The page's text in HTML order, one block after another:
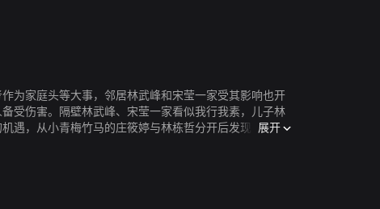
为家庭头等大事，邻居林武峰和宋莹一家受其影响也开
受伤害。隔壁林武峰、宋莹一家看似我行我素，儿子林
遇，从小青梅竹马的庄筱婷与林栋哲分开后发现对彼此
展开